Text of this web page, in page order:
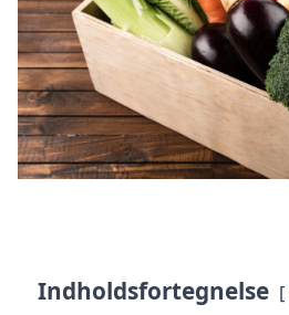
Indholdsfortegnelse